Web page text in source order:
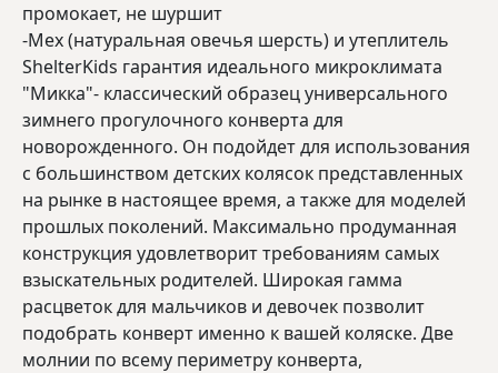
промокает, не шуршит
-Мех (натуральная овечья шерсть) и утеплитель
ShelterKids гарантия идеального микроклимата
"Микка"- классический образец универсального
зимнего прогулочного конверта для
новорожденного. Он подойдет для использования
с большинством детских колясок представленных
на рынке в настоящее время, а также для моделей
прошлых поколений. Максимально продуманная
конструкция удовлетворит требованиям самых
взыскательных родителей. Широкая гамма
расцветок для мальчиков и девочек позволит
подобрать конверт именно к вашей коляске. Две
молнии по всему периметру конверта,